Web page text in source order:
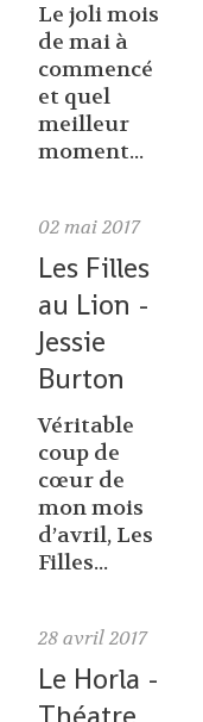
Le joli mois
de mai à
commencé
et quel
meilleur
moment...
02 mai 2017
Les Filles
au Lion -
Jessie
Burton
Véritable
coup de
cœur de
mon mois
d’avril, Les
Filles...
28 avril 2017
Le Horla -